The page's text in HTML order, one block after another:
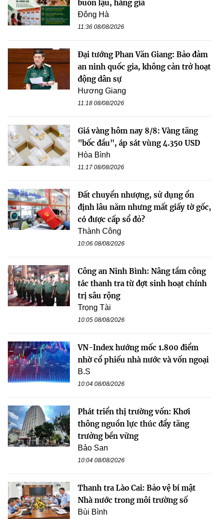
buôn lậu, hàng giả
Đông Hà
11:36 08/08/2026
Đại tướng Phan Văn Giang: Bảo đảm
an ninh quốc gia, không cản trở hoạt
động dân sự
Hương Giang
11:18 08/08/2026
Giá vàng hôm nay 8/8: Vàng tăng
"bốc đầu", áp sát vùng 4.350 USD
Hòa Bình
11:17 08/08/2026
Đất chuyển nhượng, sử dụng ổn
định lâu năm nhưng mất giấy tờ gốc,
có được cấp sổ đỏ?
Thành Công
10:06 08/08/2026
Công an Ninh Bình: Nâng tầm công
tác thanh tra từ đợt sinh hoạt chính
trị sâu rộng
Trọng Tài
10:05 08/08/2026
VN-Index hướng mốc 1.800 điểm
nhờ cổ phiếu nhà nước và vốn ngoại
B.S
10:04 08/08/2026
Phát triển thị trường vốn: Khơi
thông nguồn lực thúc đẩy tăng
trưởng bền vững
Bảo San
10:04 08/08/2026
Thanh tra Lào Cai: Bảo vệ bí mật
Nhà nước trong môi trường số
Bùi Bình